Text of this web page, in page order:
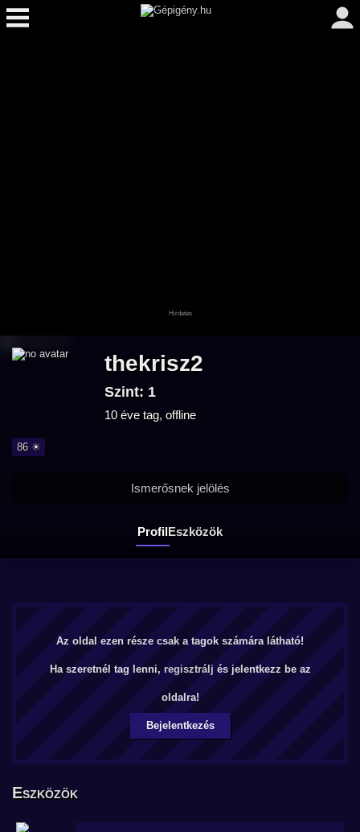
thekrisz2
Szint: 1
10 éve tag, offline
86 ☀
ProfilEszközök
Ismerősnek jelölés
Az oldal ezen része csak a tagok számára látható!
Ha szeretnél tag lenni, regisztrálj és jelentkezz be az
oldalra!
Bejelentkezés
Eszközök